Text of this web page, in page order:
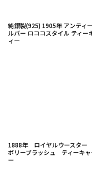
純銀製(925) 1905年 アンティ
ルバー ロココスタイル ティー
ィー
1888年 ロイヤルウースター
ボリーブラッシュ ティーキャ
ー